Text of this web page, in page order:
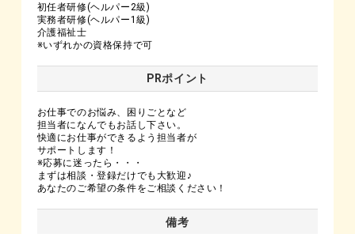
初任者研修(ヘルパー2級)
実務者研修(ヘルパー1級)
介護福祉士
※いずれかの資格保持で可
PRポイント
お仕事でのお悩み、困りごとなど
担当者になんでもお話し下さい。
快適にお仕事ができるよう担当者が
サポートします！
※応募に迷ったら・・・
まずは相談・登録だけでも大歓迎♪
あなたのご希望の条件をご相談ください！
備考